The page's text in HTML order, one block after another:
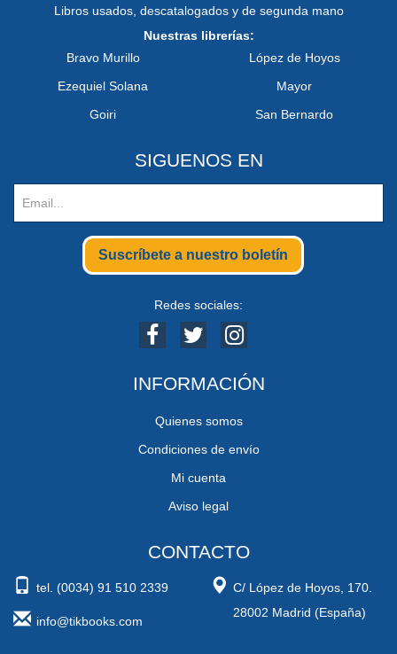
Libros usados, descatalogados y de segunda mano
Nuestras librerías:
Bravo Murillo
Ezequiel Solana
Goiri
López de Hoyos
Mayor
San Bernardo
SIGUENOS EN
Suscríbete a nuestro boletín
Redes sociales:
INFORMACIÓN
Quienes somos
Condiciones de envío
Mi cuenta
Aviso legal
CONTACTO
tel. (0034) 91 510 2339
info@tikbooks.com
C/ López de Hoyos, 170.
28002 Madrid (España)